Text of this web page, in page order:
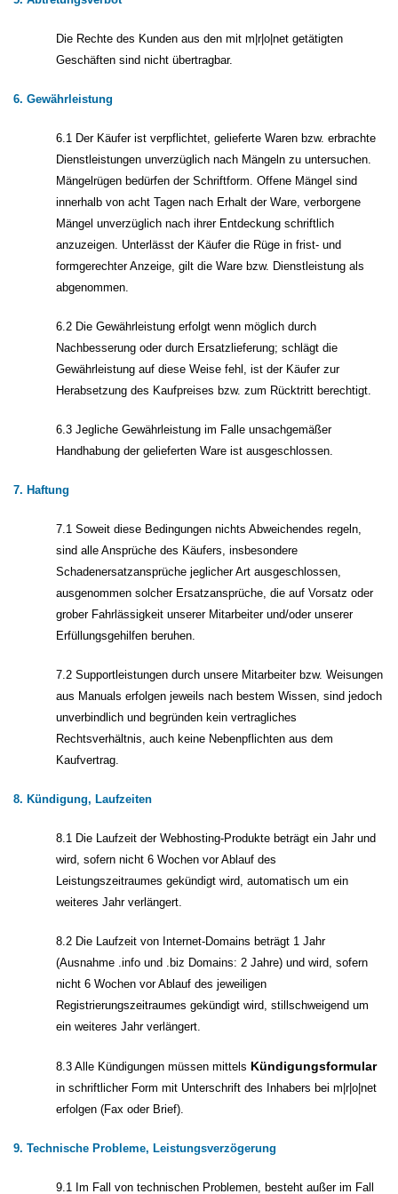
Die Rechte des Kunden aus den mit m|r|o|net getätigten
Geschäften sind nicht übertragbar.
6. Gewährleistung
6.1 Der Käufer ist verpflichtet, gelieferte Waren bzw. erbrachte
Dienstleistungen unverzüglich nach Mängeln zu untersuchen.
Mängelrügen bedürfen der Schriftform. Offene Mängel sind
innerhalb von acht Tagen nach Erhalt der Ware, verborgene
Mängel unverzüglich nach ihrer Entdeckung schriftlich
anzuzeigen. Unterlässt der Käufer die Rüge in frist- und
formgerechter Anzeige, gilt die Ware bzw. Dienstleistung als
abgenommen.
6.2 Die Gewährleistung erfolgt wenn möglich durch
Nachbesserung oder durch Ersatzlieferung; schlägt die
Gewährleistung auf diese Weise fehl, ist der Käufer zur
Herabsetzung des Kaufpreises bzw. zum Rücktritt berechtigt.
6.3 Jegliche Gewährleistung im Falle unsachgemäßer
Handhabung der gelieferten Ware ist ausgeschlossen.
7. Haftung
7.1 Soweit diese Bedingungen nichts Abweichendes regeln,
sind alle Ansprüche des Käufers, insbesondere
Schadenersatzansprüche jeglicher Art ausgeschlossen,
ausgenommen solcher Ersatzansprüche, die auf Vorsatz oder
grober Fahrlässigkeit unserer Mitarbeiter und/oder unserer
Erfüllungsgehilfen beruhen.
7.2 Supportleistungen durch unsere Mitarbeiter bzw. Weisungen
aus Manuals erfolgen jeweils nach bestem Wissen, sind jedoch
unverbindlich und begründen kein vertragliches
Rechtsverhältnis, auch keine Nebenpflichten aus dem
Kaufvertrag.
8. Kündigung, Laufzeiten
8.1 Die Laufzeit der Webhosting-Produkte beträgt ein Jahr und
wird, sofern nicht 6 Wochen vor Ablauf des
Leistungszeitraumes gekündigt wird, automatisch um ein
weiteres Jahr verlängert.
8.2 Die Laufzeit von Internet-Domains beträgt 1 Jahr
(Ausnahme .info und .biz Domains: 2 Jahre) und wird, sofern
nicht 6 Wochen vor Ablauf des jeweiligen
Registrierungszeitraumes gekündigt wird, stillschweigend um
ein weiteres Jahr verlängert.
8.3 Alle Kündigungen müssen mittels Kündigungsformular
in schriftlicher Form mit Unterschrift des Inhabers bei m|r|o|net
erfolgen (Fax oder Brief).
9. Technische Probleme, Leistungsverzögerung
9.1 Im Fall von technischen Problemen, besteht außer im Fall